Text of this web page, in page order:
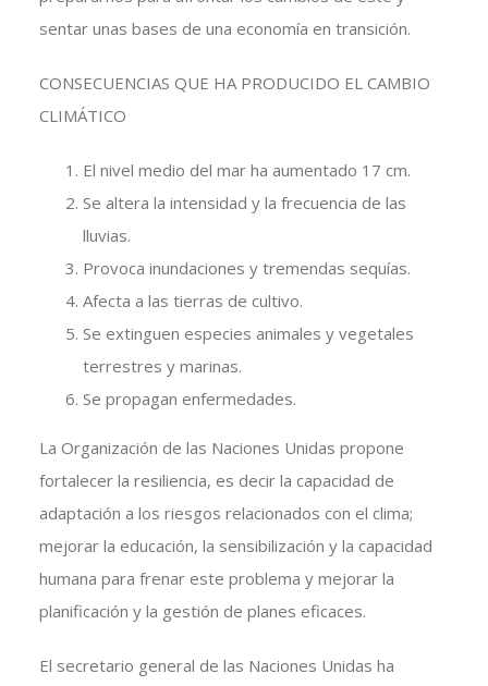
sentar unas bases de una economía en transición.
CONSECUENCIAS QUE HA PRODUCIDO EL CAMBIO
CLIMÁTICO
El nivel medio del mar ha aumentado 17 cm.
Se altera la intensidad y la frecuencia de las
lluvias.
Provoca inundaciones y tremendas sequías.
Afecta a las tierras de cultivo.
Se extinguen especies animales y vegetales
terrestres y marinas.
Se propagan enfermedades.
La Organización de las Naciones Unidas propone
fortalecer la resiliencia, es decir la capacidad de
adaptación a los riesgos relacionados con el clima;
mejorar la educación, la sensibilización y la capacidad
humana para frenar este problema y mejorar la
planificación y la gestión de planes eficaces.
El secretario general de las Naciones Unidas ha